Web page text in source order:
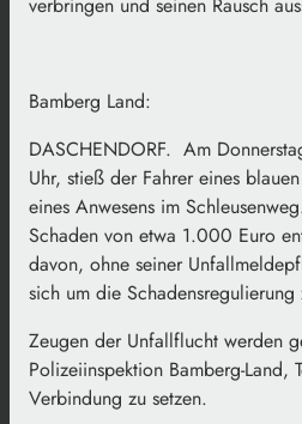
Bamberg Land:
DASCHENDORF. Am
Uhr, stieß der Fahrer eines
eines Anwesens im
Schaden von etwa 1.000 Euro
davon, ohne seiner
sich um die Schadensregulierung
Zeugen der Unfallflucht werden
Polizeiinspektion Bamberg-
Verbindung zu setzen.